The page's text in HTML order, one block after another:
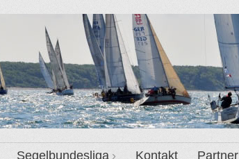
Segelbundesliga Kontakt Partner